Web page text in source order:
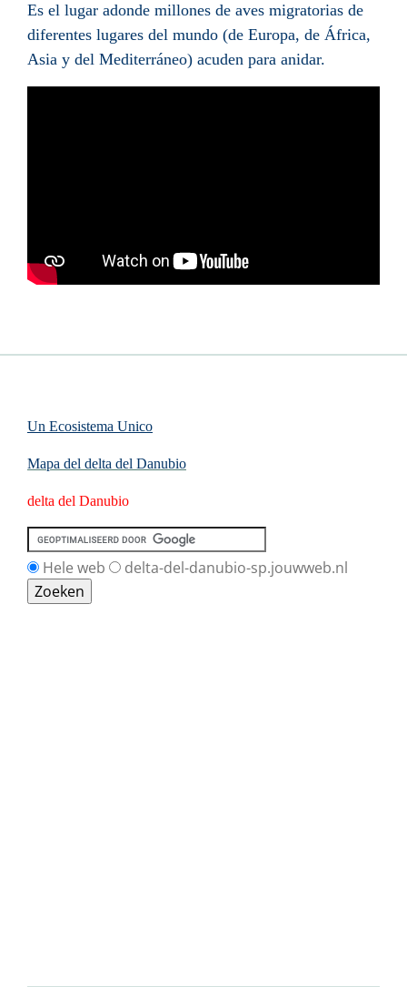
Es el lugar adonde millones de aves migratorias de
diferentes lugares del mundo (de Europa, de África,
Asia y del Mediterráneo) acuden para anidar.
Un Ecosistema Unico
Mapa del delta del Danubio
delta del Danubio
Hele web delta-del-danubio-sp.jouwweb.nl